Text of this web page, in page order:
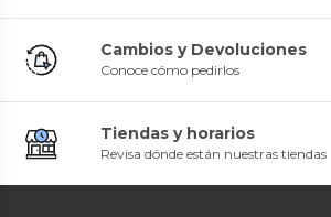
Cambios y Devoluciones
Conoce cómo pedirlos
Tiendas y horarios
Revisa dónde están nuestras tiendas